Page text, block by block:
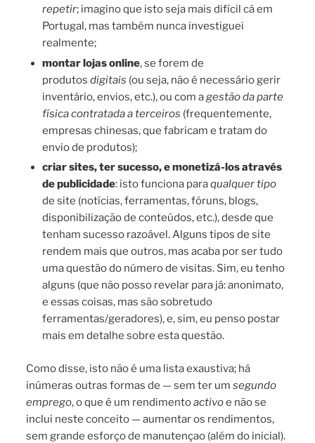
repetir; imagino que isto seja mais difícil cá em
Portugal, mas também nunca investiguei
realmente;
montar lojas online, se forem de
produtos digitais (ou seja, não é necessário gerir
inventário, envios, etc.), ou com agestão da parte
física contratadaa terceiros (frequentemente,
empresas chinesas, que fabricam e tratam do
envio de produtos);
criar sites, ter sucesso, e monetizá-los através
de publicidade: isto funciona paraqualquer tipo
de site (notícias, ferramentas, fóruns, blogs,
disponibilização de conteúdos, etc.), desde que
tenham sucesso razoável. Alguns tipos de site
rendem mais que outros, mas acaba por ser tudo
uma questão do número de visitas. Sim, eu tenho
alguns (que não posso revelar para já: anonimato,
e essas coisas, mas são sobretudo
ferramentas/geradores), e, sim, eu penso postar
mais em detalhe sobre esta questão.
Como disse, isto não é uma lista exaustiva; há
inúmeras outras formas de — sem ter umsegundo
emprego, o que é um rendimentoactivoe não se
inclui neste conceito — aumentar os rendimentos,
sem grande esforço de manutençao (além do inicial).